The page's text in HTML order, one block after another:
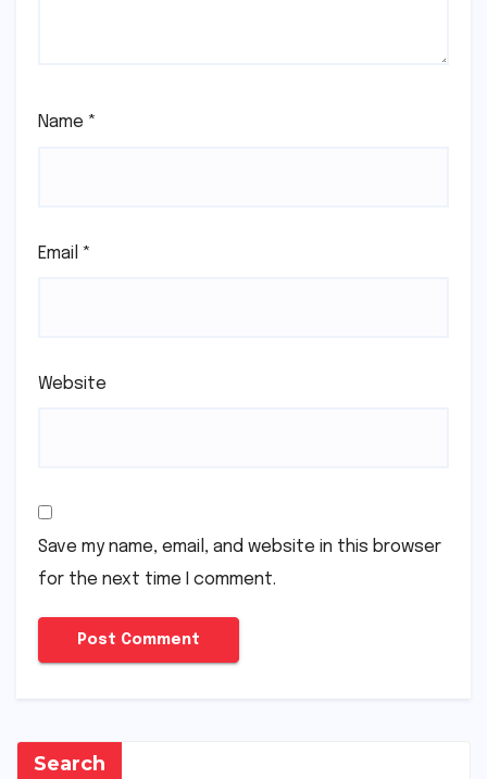
Name *
Email *
Website
Save my name, email, and website in this browser
for the next time I comment.
Search